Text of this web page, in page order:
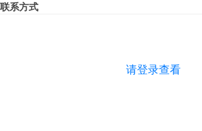
联系方式
请登录查看